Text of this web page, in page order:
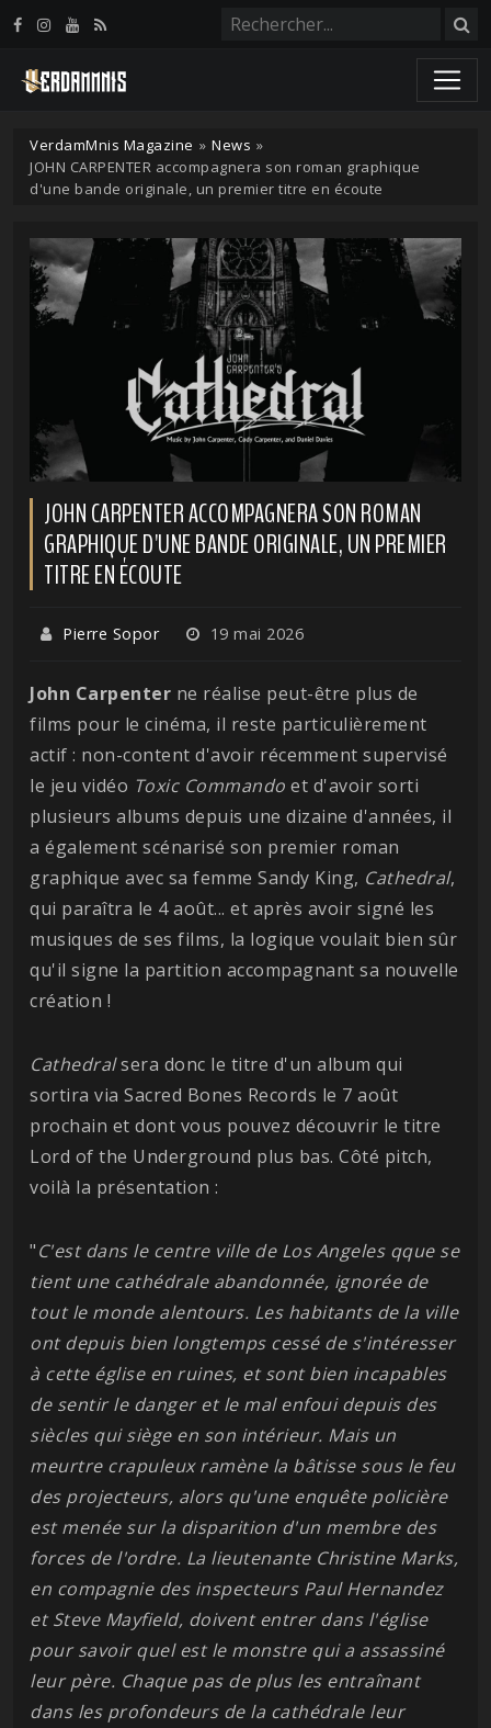
VerdamMnis Magazine » News »
JOHN CARPENTER accompagnera son roman graphique
d'une bande originale, un premier titre en écoute
JOHN CARPENTER ACCOMPAGNERA SON ROMAN
GRAPHIQUE D'UNE BANDE ORIGINALE, UN PREMIER
TITRE EN ÉCOUTE
Pierre Sopor 19 mai 2026
John Carpenter ne réalise peut-être plus de
films pour le cinéma, il reste particulièrement
actif : non-content d'avoir récemment supervisé
le jeu vidéo Toxic Commando et d'avoir sorti
plusieurs albums depuis une dizaine d'années, il
a également scénarisé son premier roman
graphique avec sa femme Sandy King, Cathedral,
qui paraîtra le 4 août... et après avoir signé les
musiques de ses films, la logique voulait bien sûr
qu'il signe la partition accompagnant sa nouvelle
création !
Cathedralsera donc le titre d'un album qui
sortira via Sacred Bones Records le 7 août
prochain et dont vous pouvez découvrir le titre
Lord of the Underground plus bas. Côté pitch,
voilà la présentation :
"C'est dans le centre ville de Los Angeles qque se
tient une cathédrale abandonnée, ignorée de
tout le monde alentours. Les habitants de la ville
ont depuis bien longtemps cessé de s'intéresser
à cette église en ruines, et sont bien incapables
de sentir le danger et le mal enfoui depuis des
siècles qui siège en son intérieur. Mais un
meurtre crapuleux ramène la bâtisse sous le feu
des projecteurs, alors qu'une enquête policière
est menée sur la disparition d'un membre des
forces de l'ordre. La lieutenante Christine Marks,
en compagnie des inspecteurs Paul Hernandez
et Steve Mayfield, doivent entrer dans l'église
pour savoir quel est le monstre qui a assassiné
leur père. Chaque pas de plus les entraînant
dans les profondeurs de la cathédrale leur
Panneau de gestion des cookies